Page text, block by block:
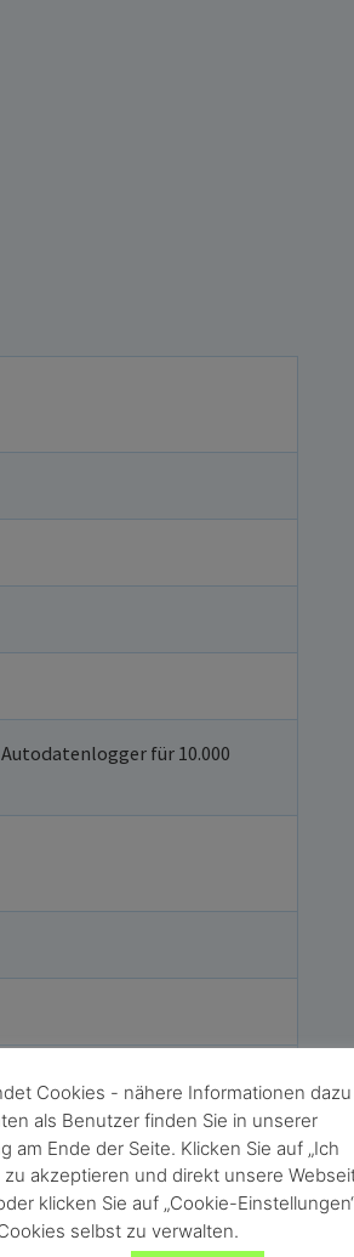
für 10.000
Russisch, Portugiesisch,
Cookies - nähere Informationen dazu
als Benutzer finden Sie in unserer
am Ende der Seite. Klicken Sie auf „Ich
zu akzeptieren und direkt unsere
klicken Sie auf „Cookie-
selbst zu verwalten.